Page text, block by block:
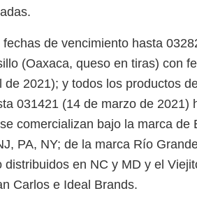
de vencimiento hasta
(Oaxaca, queso en tiras) con
2021); y todos los productos
031421 (14 de marzo de 2021)
comercializan bajo la marca de
PA, NY; de la marca Río
en NC y MD y el
Carlos e Ideal Brands.